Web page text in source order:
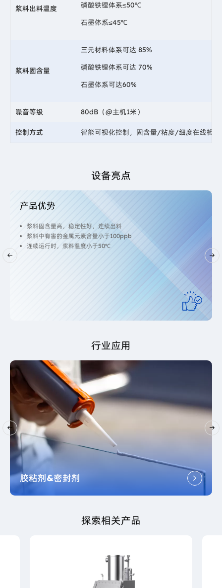
浆料出料温度
磷酸铁锂体系≤50℃
石墨体系≤45℃
浆料固含量
三元材料体系可达 85%
磷酸铁锂体系可达 70%
石墨体系可达60%
噪音等级 80dB（@主机1米）
控制方式 智能可视化控制，固含量/粘度/细度在线检
设备亮点
客户收益
运营成本低，产量高
浆料品质稳定
浆料品质稳定，避免高温影响浆料的性能
行业应用
复合材料
探索相关产品